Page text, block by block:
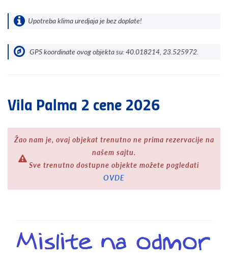
Upotreba klima uredjaja je bez doplate!
GPS koordinate ovog objekta su: 40.018214, 23.525972.
Vila Palma 2 cene 2026
Žao nam je, ovaj objekat trenutno ne prima rezervacije na
našem sajtu.
Sve trenutno dostupne objekte možete pogledati
OVDE